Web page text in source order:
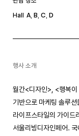
Hall A , B , C , D
행사 소개
월간<디자인>, <행복
기반으로 마케팅 솔루
라이프스타일의 가이
서울리빙디자인페어.